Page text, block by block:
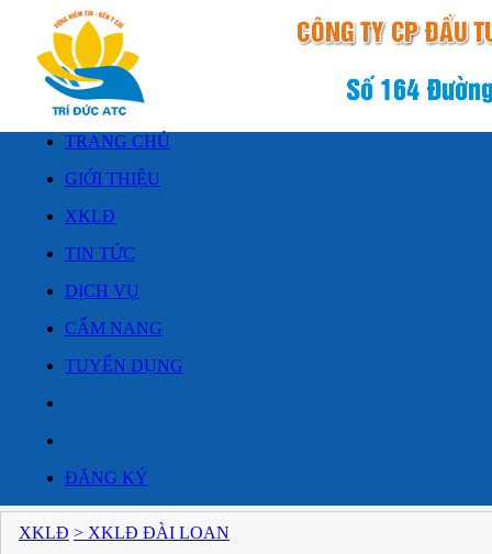
TRANG CHỦ
GIỚI THIỆU
XKLĐ
TIN TỨC
DỊCH VỤ
CẨM NANG
TUYỂN DỤNG
ĐĂNG KÝ
XKLĐ > XKLĐ ĐÀI LOAN